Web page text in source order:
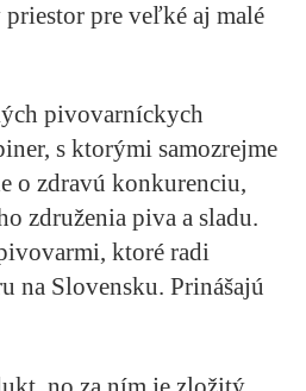
pre veľké aj malé
pivovarníckych
s ktorými samozrejme
o zdravú konkurenciu,
združenia piva a sladu.
ktoré radi
Slovensku. Prinášajú